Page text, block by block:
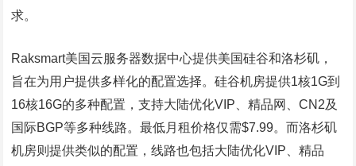
求。
Raksmart美国云服务器数据中心提供美国硅谷和洛杉矶，
旨在为用户提供多样化的配置选择。硅谷机房提供1核1G到
16核16G的多种配置，支持大陆优化VIP、精品网、CN2及
国际BGP等多种线路。最低月租价格仅需$7.99。而洛杉矶
机房则提供类似的配置，线路也包括大陆优化VIP、精品